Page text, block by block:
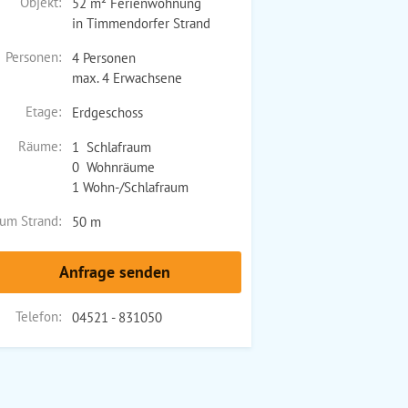
in Timmendorfer Strand
Personen:
4 Personen
max. 4 Erwachsene
Etage:
Erdgeschoss
Räume:
1 Schlafraum
0 Wohnräume
1 Wohn-/Schlafraum
Strand:
50 m
Anfrage senden
Telefon: 04521 - 831050